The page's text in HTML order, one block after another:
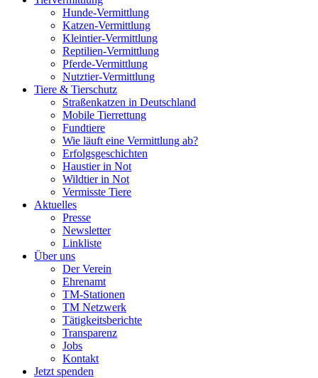
Hunde-Vermittlung
Katzen-Vermittlung
Kleintier-Vermittlung
Reptilien-Vermittlung
Pferde-Vermittlung
Nutztier-Vermittlung
Tiere & Tierschutz
Straßenkatzen in Deutschland
Mobile Tierrettung
Fundtiere
Wie läuft eine Vermittlung ab?
Erfolgsgeschichten
Haustier in Not
Wildtier in Not
Vermisste Tiere
Aktuelles
Presse
Newsletter
Linkliste
Über uns
Der Verein
Ehrenamt
TM-Stationen
TM Netzwerk
Tätigkeitsberichte
Transparenz
Jobs
Kontakt
Jetzt spenden